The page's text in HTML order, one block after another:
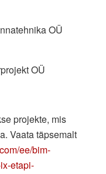
OÜ
OÜ
projekte, mis
Vaata täpsemalt
ee/bim-
etapi-